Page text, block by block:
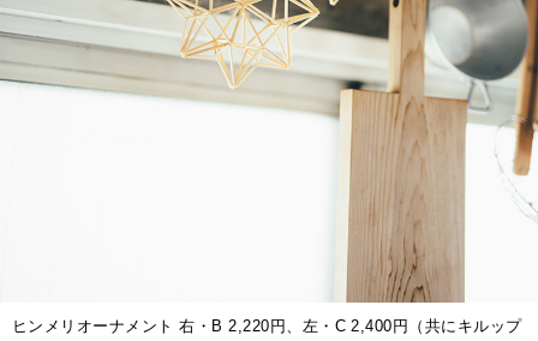
ヒンメリオーナメント 右・B 2,220円、左・C 2,400円（共にキルップ